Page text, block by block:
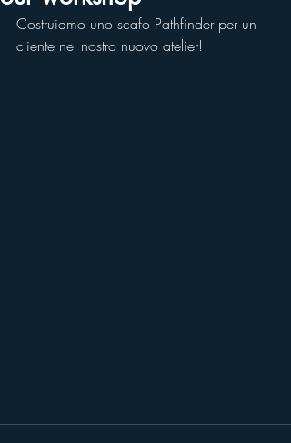
Costruiamo uno scafo Pathfinder per un
cliente nel nostro nuovo atelier!